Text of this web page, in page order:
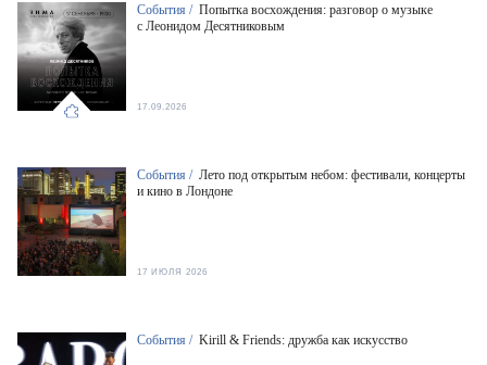
События / Попытка восхождения: разговор о музыке
с Леонидом Десятниковым
17.09.2026
События / Лето под открытым небом: фестивали, концерты
и кино в Лондоне
17 ИЮЛЯ 2026
События / Kirill & Friends: дружба как искусство